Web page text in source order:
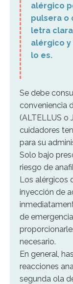
alérgico
pulsera o
letra
alérgico
lo es.
Se debe
conveniencia
(ALTELLUS o
cuidadores
para su
Solo bajo
riesgo de
Los alérgicos
inyección de
de
necesario.
En general,
reacciones
segunda ola